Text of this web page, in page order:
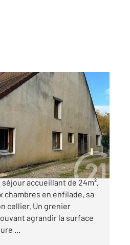
€
de plain-pied à
accueillant de 24m²,
chambres en enfilade, sa
cellier. Un grenier
agrandir la surface
...